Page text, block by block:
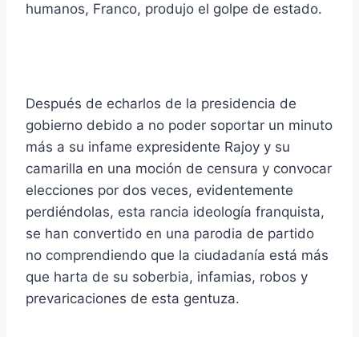
humanos, Franco, produjo el golpe de estado.
Después de echarlos de la presidencia de
gobierno debido a no poder soportar un minuto
más a su infame expresidente Rajoy y su
camarilla en una moción de censura y convocar
elecciones por dos veces, evidentemente
perdiéndolas, esta rancia ideología franquista,
se han convertido en una parodia de partido
no comprendiendo que la ciudadanía está más
que harta de su soberbia, infamias, robos y
prevaricaciones de esta gentuza.